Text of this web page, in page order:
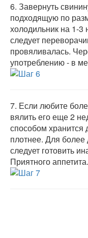
6. Завернуть
подходящую по
холодильник на 1-
следует
провяливалась.
употреблению - в
7. Если любите
вялить его еще 2
способом хранится
плотнее. Для более
следует готовить
Приятного аппетита.